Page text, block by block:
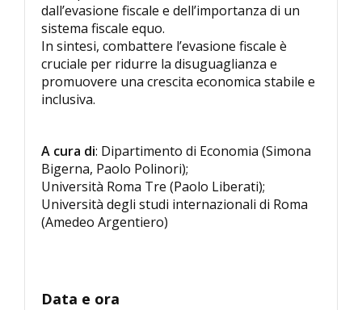
dall’evasione fiscale e dell’importanza di un
sistema fiscale equo.
In sintesi, combattere l’evasione fiscale è
cruciale per ridurre la disuguaglianza e
promuovere una crescita economica stabile e
inclusiva.
A cura di: Dipartimento di Economia (Simona
Bigerna, Paolo Polinori);
Università Roma Tre (Paolo Liberati);
Università degli studi internazionali di Roma
(Amedeo Argentiero)
Data e ora